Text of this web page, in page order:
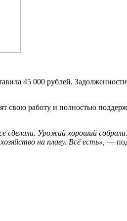
45 000 рублей.
свою работу и полностью
сделали. Урожай хороший
на плаву. Всё есть», —